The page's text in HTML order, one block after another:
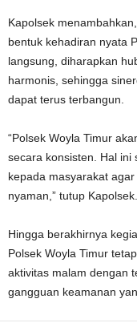
Kapolsek
bentuk kehadiran nyata
langsung, diharapkan
harmonis, sehingga
dapat terus terbangun.
“Polsek Woyla Timur
secara konsisten. Hal ini
kepada masyarakat
nyaman,” tutup Kapolsek.
Hingga berakhirnya
Polsek Woyla Timur
aktivitas malam dengan
gangguan keamanan